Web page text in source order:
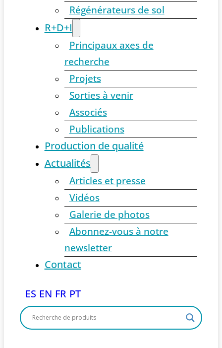
Régénérateurs de sol
R+D+I
Principaux axes de
recherche
Projets
Sorties à venir
Associés
Publications
Production de qualité
Actualités
Articles et presse
Vidéos
Galerie de photos
Abonnez-vous à notre
newsletter
Contact
ES EN FR PT